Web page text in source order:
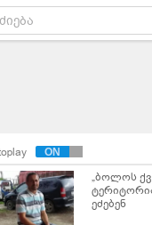
„ბოლოს
ეძებენ